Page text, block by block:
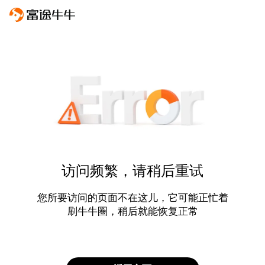
访问频繁，请稍后重试
您所要访问的页面不在这儿，它可能正忙着
刷牛牛圈，稍后就能恢复正常